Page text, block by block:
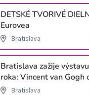
DETSKÉ TVORIVÉ
Eurovea
Bratislava
Bratislava zažije výstavu
roka: Vincent van Gogh
v unikátnej imerzívnej
Bratislava